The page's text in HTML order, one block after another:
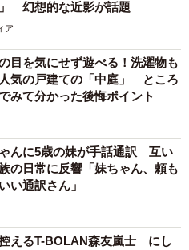
幻想的な近影が話題
ア
目を気にせず遊べる！洗濯物も
気の戸建ての「中庭」 ところ
みて分かった後悔ポイント
んに5歳の妹が手話通訳 互い
の日常に反響「妹ちゃん、頼も
い通訳さん」
えるT-BOLAN森友嵐士 にし